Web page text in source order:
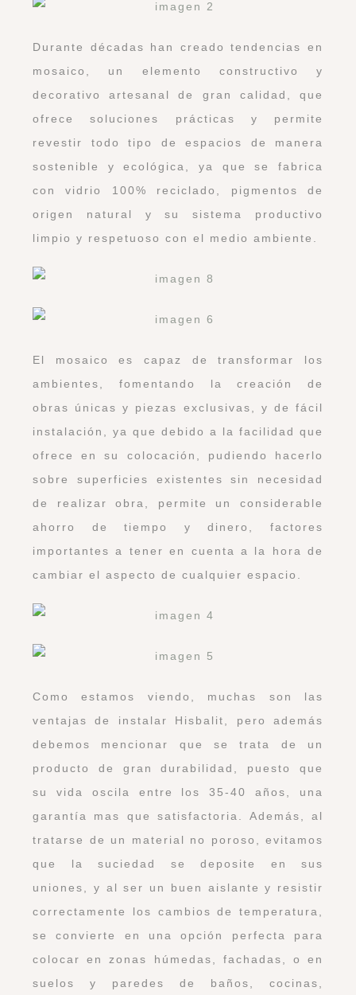
Durante décadas han creado tendencias en
mosaico, un elemento constructivo y
decorativo artesanal de gran calidad, que
ofrece soluciones prácticas y permite
revestir todo tipo de espacios de manera
sostenible y ecológica, ya que se fabrica
con vidrio 100% reciclado, pigmentos de
origen natural y su sistema productivo
limpio y respetuoso con el medio ambiente.
El mosaico es capaz de transformar los
ambientes, fomentando la creación de
obras únicas y piezas exclusivas, y de fácil
instalación, ya que debido a la facilidad que
ofrece en su colocación, pudiendo hacerlo
sobre superficies existentes sin necesidad
de realizar obra, permite un considerable
ahorro de tiempo y dinero, factores
importantes a tener en cuenta a la hora de
cambiar el aspecto de cualquier espacio.
Como estamos viendo, muchas son las
ventajas de instalar Hisbalit, pero además
debemos mencionar que se trata de un
producto de gran durabilidad, puesto que
su vida oscila entre los 35-40 años, una
garantía mas que satisfactoria. Además, al
tratarse de un material no poroso, evitamos
que la suciedad se deposite en sus
uniones, y al ser un buen aislante y resistir
correctamente los cambios de temperatura,
se convierte en una opción perfecta para
colocar en zonas húmedas, fachadas, o en
suelos y paredes de baños, cocinas,